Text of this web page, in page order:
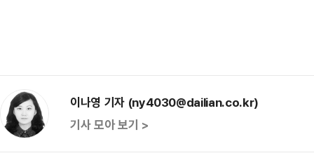
이나영 기자 (ny4030@dailian.co.kr)
기사 모아 보기 >